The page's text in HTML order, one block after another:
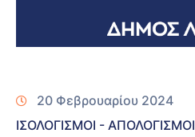
20 Φεβρουαρίου 2024
ΙΣΟΛΟΓΙΣΜΟΙ - ΑΠΟΛΟΓΙΣΜΟΙ